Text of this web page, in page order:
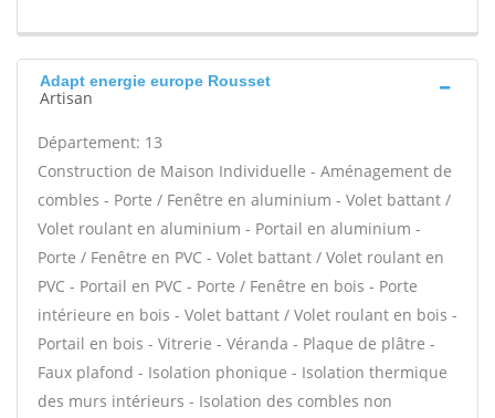
Adapt energie europe Rousset
Artisan
Département: 13
Construction de Maison Individuelle - Aménagement de
combles - Porte / Fenêtre en aluminium - Volet battant /
Volet roulant en aluminium - Portail en aluminium -
Porte / Fenêtre en PVC - Volet battant / Volet roulant en
PVC - Portail en PVC - Porte / Fenêtre en bois - Porte
intérieure en bois - Volet battant / Volet roulant en bois -
Portail en bois - Vitrerie - Véranda - Plaque de plâtre -
Faux plafond - Isolation phonique - Isolation thermique
des murs intérieurs - Isolation des combles non